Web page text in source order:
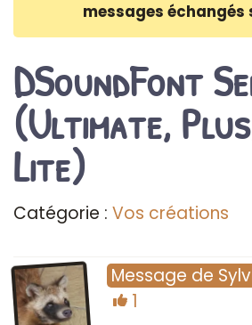
messages échangés
DSoundFont
(Ultimate,
Lite)
Catégorie : Vos créations
Message de
1